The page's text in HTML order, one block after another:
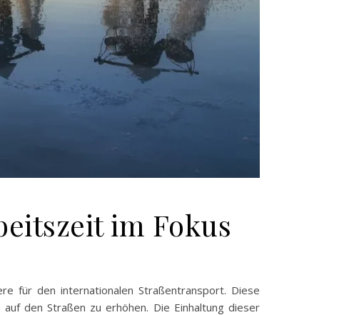
im Fokus
für den internationalen Straßentransport. Diese
den Straßen zu erhöhen. Die Einhaltung dieser